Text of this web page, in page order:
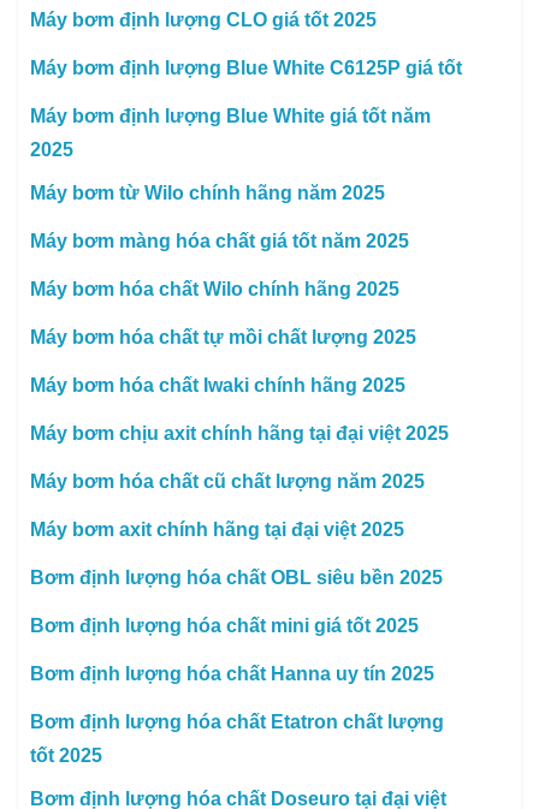
Máy bơm định lượng CLO giá tốt 2025
Máy bơm định lượng Blue White C6125P giá tốt
Máy bơm định lượng Blue White giá tốt năm
2025
Máy bơm từ Wilo chính hãng năm 2025
Máy bơm màng hóa chất giá tốt năm 2025
Máy bơm hóa chất Wilo chính hãng 2025
Máy bơm hóa chất tự mồi chất lượng 2025
Máy bơm hóa chất Iwaki chính hãng 2025
Máy bơm chịu axit chính hãng tại đại việt 2025
Máy bơm hóa chất cũ chất lượng năm 2025
Máy bơm axit chính hãng tại đại việt 2025
Bơm định lượng hóa chất OBL siêu bền 2025
Bơm định lượng hóa chất mini giá tốt 2025
Bơm định lượng hóa chất Hanna uy tín 2025
Bơm định lượng hóa chất Etatron chất lượng
tốt 2025
Bơm định lượng hóa chất Doseuro tại đại việt